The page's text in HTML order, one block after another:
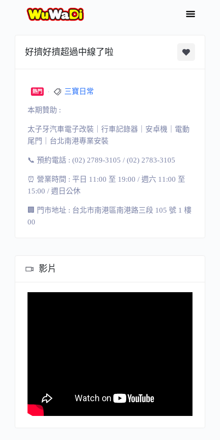
好擠好擠超過中線了啦
熱門 三寶日常
本期贊助 :
太子牙汽車電子改裝｜行車記錄器｜安卓機｜電動
尾門｜台北南港專業安裝
📞 預約電話 : (02) 2789-3105 / (02) 2783-3105
⏰ 營業時間 : 平日 11:00 至 19:00 / 週六 11:00 至
15:00 / 週日公休
🏢 門市地址 : 台北市南港區南港路三段 105 號 1 樓
00
影片